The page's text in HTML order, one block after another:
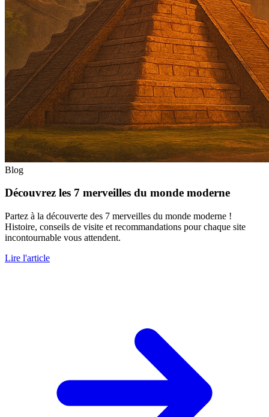
Blog
Découvrez les 7 merveilles du monde moderne
Partez à la découverte des 7 merveilles du monde moderne !
Histoire, conseils de visite et recommandations pour chaque site
incontournable vous attendent.
Lire l'article